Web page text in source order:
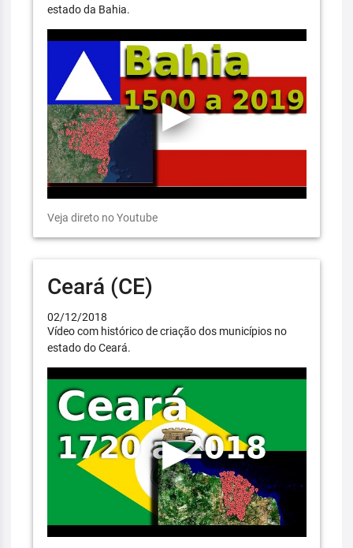
estado da Bahia.
Veja direto no Youtube
Ceará (CE)
02/12/2018
Vídeo com histórico de criação dos municípios no
estado do Ceará.